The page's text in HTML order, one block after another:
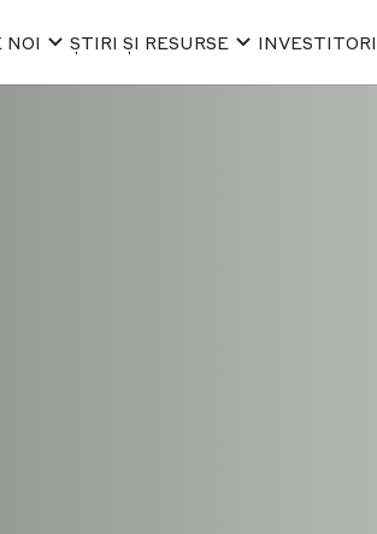
NOI ȘTIRI ȘI RESURSE INVESTITORI